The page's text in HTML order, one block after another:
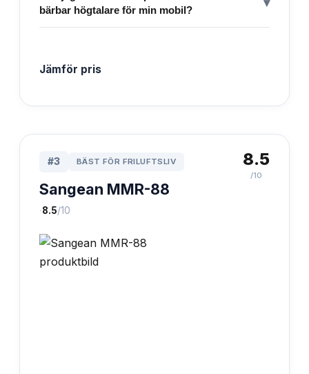
bärbar högtalare för min mobil?
Jämför pris
#3 BÄST FÖR FRILUFTSLIV
Sangean MMR-88
·8.5/10
8.5
/10